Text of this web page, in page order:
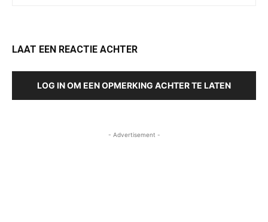
LAAT EEN REACTIE ACHTER
LOG IN OM EEN OPMERKING ACHTER TE LATEN
- Advertisement -